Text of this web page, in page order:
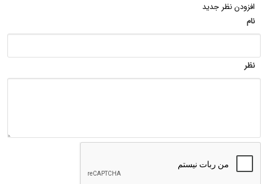
افزودن نظر جدید
نام
نظر